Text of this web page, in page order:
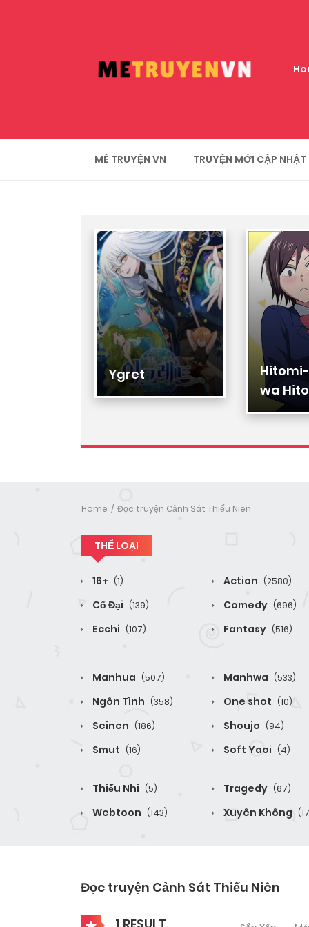
MÊ TRUYỆN VN TRUYỆN MỚI CẬP NHẬT
Ygret
wa
Home Đọc truyện Cảnh Sát Thiếu Niên
THỂ LOẠI
16+ (1) Action (2580)
Cổ Đại (139) Comedy (696)
Ecchi (107) Fantasy (516)
Manhua (507) Manhwa (533)
Ngôn Tình (358) One shot (10)
Seinen (186) Shoujo (94)
Smut (16) Soft Yaoi (4)
Thiếu Nhi (5) Tragedy (67)
Webtoon (143) Xuyên Không
Đọc truyện Cảnh Sát Thiếu Niên